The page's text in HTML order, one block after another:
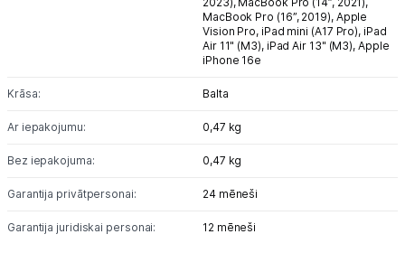
MacBook Pro (16”, 2019), Apple
Vision Pro, iPad mini (A17 Pro), iPad
Air 11" (M3), iPad Air 13" (M3),Apple
iPhone 16e
Krāsa: Balta
Ar iepakojumu: 0,47 kg
Bez iepakojuma: 0,47 kg
Garantija privātpersonai: 24 mēneši
Garantija juridiskai personai: 12 mēneši